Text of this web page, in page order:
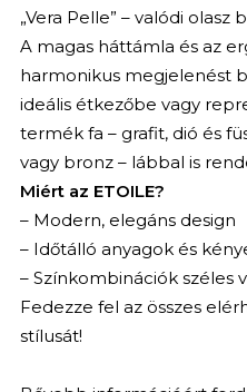
„Vera Pelle” – valódi olasz
A magas háttámla és az
harmonikus megjelenést
ideális étkezőbe vagy
termék fa – grafit, dió és
vagy bronz – lábbal is
Miért az ETOILE?
– Modern, elegáns design
– Időtálló anyagok és
– Színkombinációk széles
Fedezze fel az összes
stílusát!